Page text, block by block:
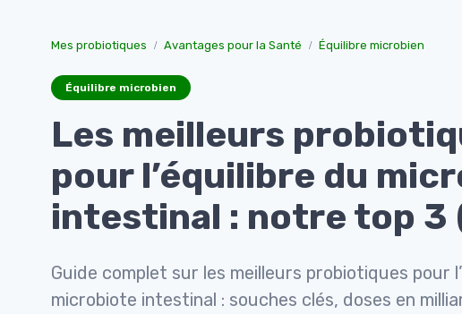
Mes probiotiques Avantages pour la Santé Équilibre microbien
Équilibre microbien
Les meilleurs
pour l’équilibre du
intestinal : notre top 3
Guide complet sur les meilleurs probiotiques pour
microbiote intestinal : souches clés, doses en